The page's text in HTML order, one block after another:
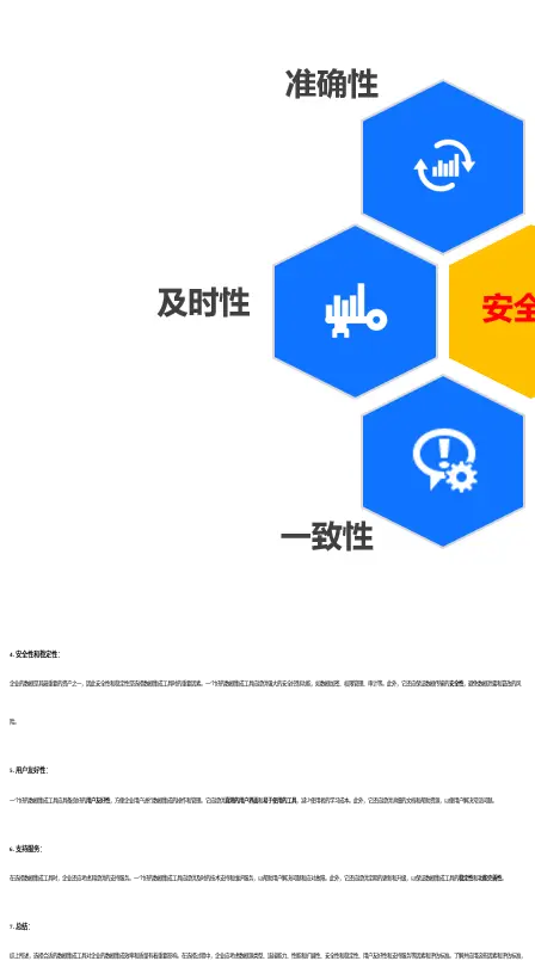
4. 安全性和稳定性：
企业的数据是其最重要的资产之一，因此安全性和稳定性是选择数据集成工具时的重要因素。一个好的数据集成工具应提供强大的安全控制功能，如数据加密、权限管理、审计等。此外，它还应保证数据传输的安全性 ，避免数据泄露和篡改的风
险。
5. 用户友好性：
一个好的数据集成工具应具备良好的 用户友好性 ，方便企业用户进行数据集成的操作和管理。它应提供 直观的用户界面 和 易于使用的工具 ，减少使用者的学习成本。此外，它还应提供详细的文档和帮助资源，以便用户解决常见问题。
6. 支持服务：
在选择数据集成工具时，企业还应考虑其提供的支持服务。一个好的数据集成工具应提供及时的技术支持和维护服务，以帮助用户解决问题和应对故障。此外，它还应提供定期的更新和升级，以保证数据集成工具的 稳定性 和 功能完善性
7. 总结：
综上所述，选择合适的数据集成工具对企业的数据集成效率和质量有着重要影响。在选择过程中，企业应考虑数据源类型、连接能力、性能和扩展性、安全性和稳定性、用户友好性和支持服务等因素和评估标准。了解并应用这些因素和评估标准，